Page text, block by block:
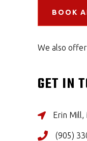
BOOK
We also
GET IN
Erin Mill,
(905)